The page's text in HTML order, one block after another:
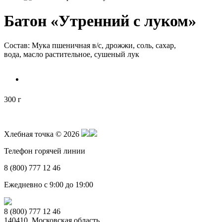
Батон «Утренний с луком»
Состав: Мука пшеничная в/с, дрожжи, соль, сахар,
вода, масло растительное, сушеный лук
300 г
Хлебная точка © 2026
Телефон горячей линии
8 (800) 777 12 46
Ежедневно с 9:00 до 19:00
8 (800) 777 12 46
140410, Московская область,